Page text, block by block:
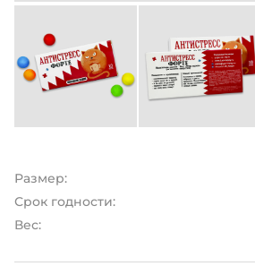
Размер:
Срок годности:
Вес: